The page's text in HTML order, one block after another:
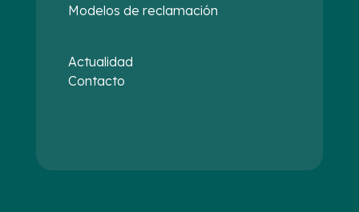
Modelos de reclamación
Actualidad
Contacto